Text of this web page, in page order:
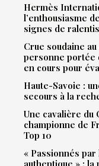
Hermès
l’enthousiasme
signes de
Crue soudaine
personne portée
en cours pour
Haute-Savoie :
secours à la
Une cavalière du
championne de
Top 10
« Passionnés
authentique » : la